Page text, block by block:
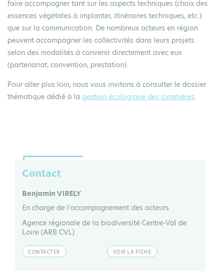
faire accompagner tant sur les aspects techniques (choix des
essences végétales à implanter, itinéraires techniques, etc.)
que sur la communication. De nombreux acteurs en région
peuvent accompagner les collectivités dans leurs projets
selon des modalités à convenir directement avec eux
(partenariat, convention, prestation).
Pour aller plus loin, nous vous invitons à consulter le dossier
thématique dédié à la gestion écologique des cimetières.
Contact
Benjamin VIRELY
En charge de l'accompagnement des acteurs
Agence régionale de la biodiversité Centre-Val de
Loire (ARB CVL)
CONTACTER VOIR LA FICHE